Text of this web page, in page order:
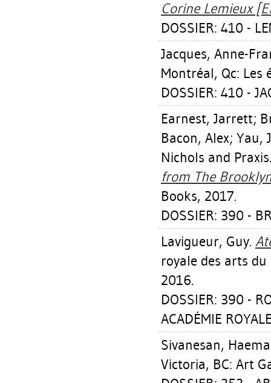
Corine Lemieux
DOSSIER: 410 -
Jacques, Anne-
Montréal, Qc: Les
DOSSIER: 410 -
Earnest, Jarrett;
Bacon, Alex; Yau,
Nichols and
from The
Books, 2017.
DOSSIER: 390 -
Lavigueur, Guy.
royale des arts
2016.
DOSSIER: 390 -
ACADÉMIE
Sivanesan, Haema
Victoria, BC: Art